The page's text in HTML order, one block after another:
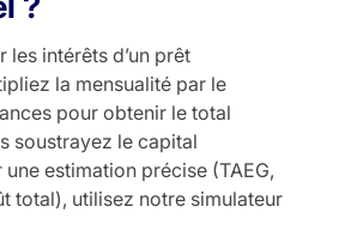
les intérêts d’un prêt
la mensualité par le
pour obtenir le total
soustrayez le capital
estimation précise (TAEG,
total), utilisez notre simulateur